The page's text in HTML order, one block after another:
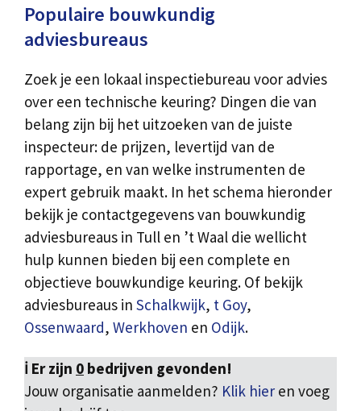
Populaire bouwkundig
adviesbureaus
Zoek je een lokaal inspectiebureau voor advies
over een technische keuring? Dingen die van
belang zijn bij het uitzoeken van de juiste
inspecteur: de prijzen, levertijd van de
rapportage, en van welke instrumenten de
expert gebruik maakt. In het schema hieronder
bekijk je contactgegevens van bouwkundig
adviesbureaus in Tull en ’t Waal die wellicht
hulp kunnen bieden bij een complete en
objectieve bouwkundige keuring. Of bekijk
adviesbureaus in Schalkwijk, t Goy,
Ossenwaard, Werkhoven en Odijk.
ℹ️ Er zijn 0 bedrijven gevonden!
Jouw organisatie aanmelden? Klik hier en voeg